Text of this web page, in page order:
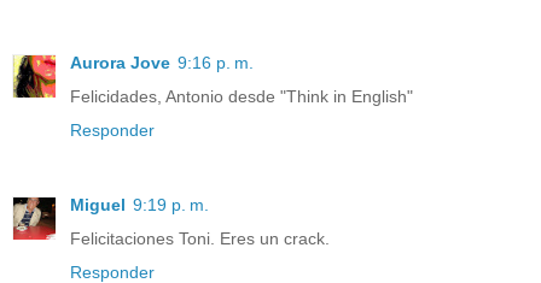
Aurora Jove 9:16 p. m.
Felicidades, Antonio desde "Think in English"
Responder
Miguel 9:19 p. m.
Felicitaciones Toni. Eres un crack.
Responder